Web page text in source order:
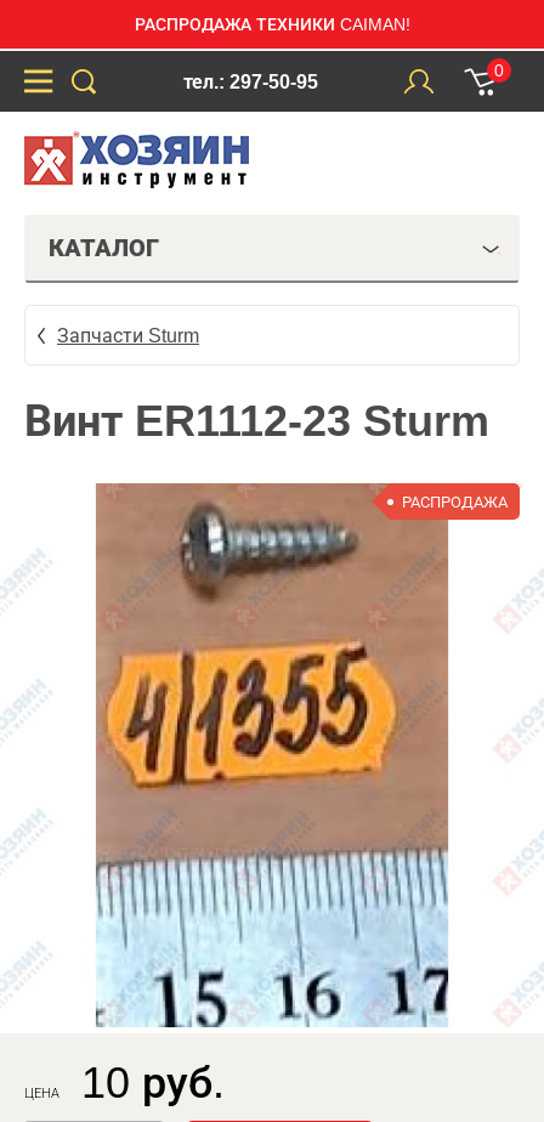
РАСПРОДАЖА ТЕХНИКИ CAIMAN!
тел.: 297-50-95
0
КАТАЛОГ
Запчасти Sturm
Винт ER1112-23 Sturm
РАСПРОДАЖА
ЦЕНА 10 руб.